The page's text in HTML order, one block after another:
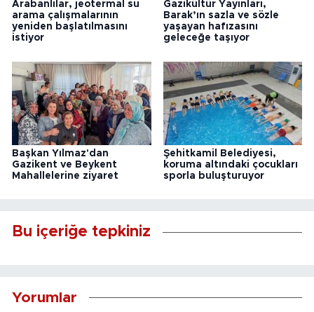
Arabanlılar, jeotermal su
arama çalışmalarının
yeniden başlatılmasını
istiyor
Gazikültür Yayınları,
Barak’ın sazla ve sözle
yaşayan hafızasını
geleceğe taşıyor
Başkan Yılmaz'dan
Gazikent ve Beykent
Mahallelerine ziyaret
Şehitkamil Belediyesi,
koruma altındaki çocukları
sporla buluşturuyor
Bu içeriğe tepkiniz
Yorumlar